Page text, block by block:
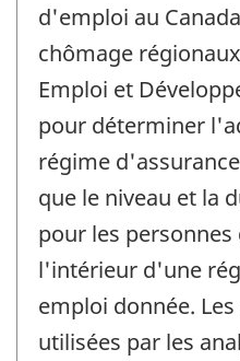
d'emploi au
chômage
Emploi et
pour déterminer
régime
que le niveau et la
pour les personnes
l'intérieur d'une
emploi donnée.
utilisées par les